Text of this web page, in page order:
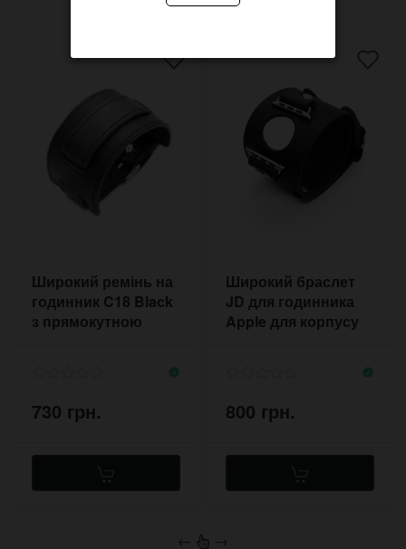
Широкий ремінь на
годинник C18 Black
з прямокутною
730 грн.
Широкий браслет
JD для годинника
Apple для корпусу
800 грн.
← →